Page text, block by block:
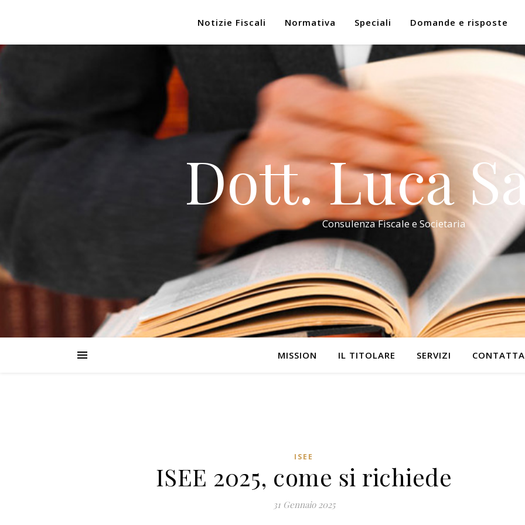
Notizie Fiscali Normativa Speciali Domande e risposte
Dott. Luca
Consulenza Fiscale e Societaria
MISSION IL TITOLARE SERVIZI
ISEE
ISEE 2025, come si richiede
31 Gennaio 2025